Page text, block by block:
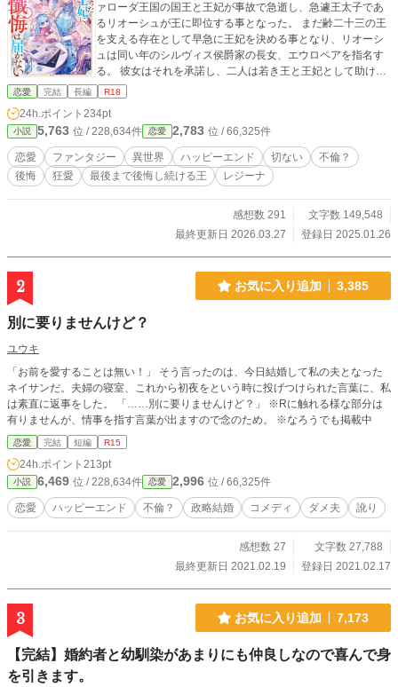
ァローダ王国の国王と王妃が事故で急逝し、急遽王太子であ
るリオーシュが王に即位する事となった。 まだ齢二十三の王
を支える存在として早急に王妃を決める事となり、リオーシ
ュは同い年のシルヴィス侯爵家の長女、エウロペアを指名す
る。 彼女はそれを承諾し、二人は若き王と王妃として助け合
って支え合い、少しずつ絆を育んでいった。 そんなある日、
るようになった。 仲睦まじい二人を遠目に眺め、心を痛める
エウロペア。 そして彼女は、リオーシュがカトレーダの肩を
抱いて自分の部屋に入る姿を目撃してしまう。 神の『呪い』
が発動し、エウロペアの中から、五感が、感情が、思考が
次々と失われていく。 そして彼女は、動かぬ、物言わぬ“人
後ろに◇は、？？視点です。 ※Rシーンがあるお話はタイト
ルの後ろに＊を付けています。
恋愛 完結 長編 R18
24h.ポイント 234pt
小説 5,763 位 / 228,634件 恋愛 2,783 位 / 66,325件
恋愛 ファンタジー 異世界 ハッピーエンド 切ない
不倫？
後悔
狂愛 最後まで後悔し続ける王 レジーナ
感想数 291
文字数 149,548
最終更新日 2026.03.27
登録日 2025.01.26
2 お気に入り追加 3,385
別に要りませんけど？
ユウキ
「お前を愛することは無い！」 そう言ったのは、今日結婚して私の夫となった
ネイサンだ。夫婦の寝室、これから初夜をという時に投げつけられた言葉に、私
は素直に返事をした。 「……別に要りませんけど？」 ※Rに触れる様な部分は
有りませんが、情事を指す言葉が出ますので念のため。 ※なろうでも掲載中
恋愛 完結 短編 R15
24h.ポイント 213pt
小説 6,469 位 / 228,634件 恋愛 2,996 位 / 66,325件
恋愛 ハッピーエンド 不倫？ 政略結婚 コメディ ダメ夫 訛り
感想数 27
文字数 27,788
最終更新日 2021.02.19
登録日 2021.02.17
3 お気に入り追加 7,173
【完結】婚約者と幼馴染があまりにも仲良しなので喜んで身
を引きます。